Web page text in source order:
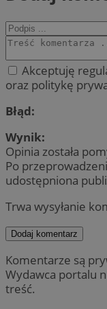
Akceptuję
oraz politykę
Błąd:
Wynik:
Opinia została
Po
udostępniona
Trwa wysyłanie
Dodaj komentarz
Komentarze są
Wydawca portalu
treść.